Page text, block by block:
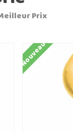
Prix
Nouveau